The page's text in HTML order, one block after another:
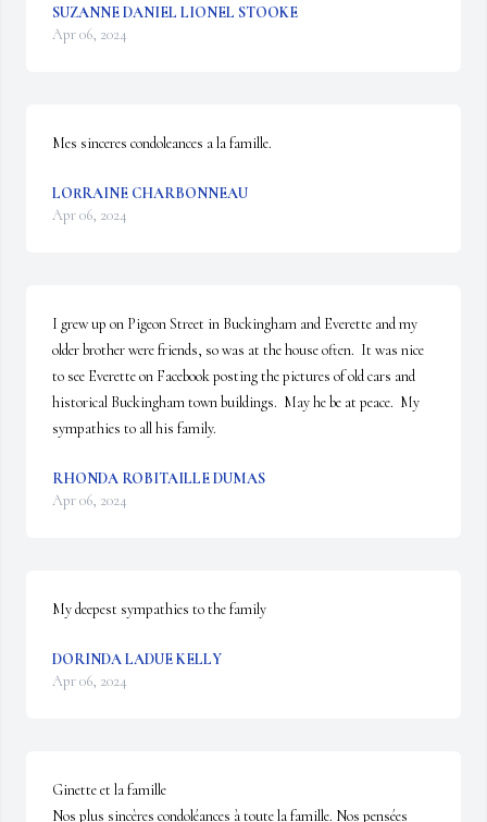
SUZANNE DANIEL LIONEL STOOKE
Apr 06, 2024
Mes sinceres condoleances a la famille.
LORRAINE CHARBONNEAU
Apr 06, 2024
I grew up on Pigeon Street in Buckingham and Everette and my
older brother were friends, so was at the house often.  It was nice
to see Everette on Facebook posting the pictures of old cars and
historical Buckingham town buildings.  May he be at peace.  My
sympathies to all his family.
RHONDA ROBITAILLE DUMAS
Apr 06, 2024
My deepest sympathies to the family
DORINDA LADUE KELLY
Apr 06, 2024
Ginette et la famille
Nos plus sincères condoléances à toute la famille. Nos pensées